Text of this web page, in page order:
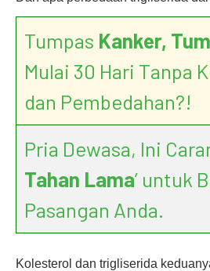
Tumpas Kanker,
Mulai 30 Hari Tanpa
dan Pembedahan?!
Pria Dewasa, Ini
Tahan Lama’ untuk
Pasangan Anda.
Kolesterol dan trigliserida